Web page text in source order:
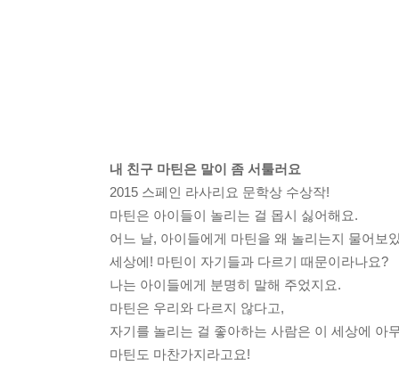
내 친구 마틴은 말이 좀 서툴러요
2015 스페인 라사리요 문학상 수상작!
마틴은 아이들이 놀리는 걸 몹시 싫어해요.
어느 날, 아이들에게 마틴을 왜 놀리는지 물어보
세상에! 마틴이 자기들과 다르기 때문이라나요?
나는 아이들에게 분명히 말해 주었지요.
마틴은 우리와 다르지 않다고,
자기를 놀리는 걸 좋아하는 사람은 이 세상에 아
마틴도 마찬가지라고요!